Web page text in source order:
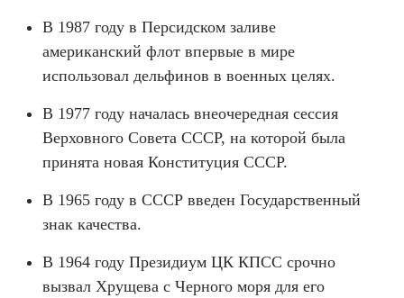
В 1987 году в Персидском заливе
американский флот впервые в мире
использовал дельфинов в военных целях.
В 1977 году началась внеочередная сессия
Верховного Совета СССР, на которой была
принята новая Конституция СССР.
В 1965 году в СССР введен Государственный
знак качества.
В 1964 году Президиум ЦК КПСС срочно
вызвал Хрущева с Черного моря для его